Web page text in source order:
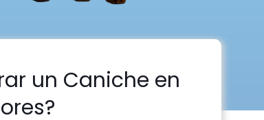
un Caniche en